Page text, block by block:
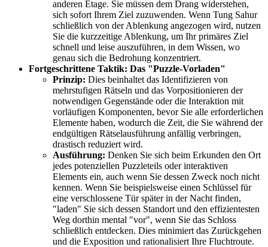
anderen Etage. Sie müssen dem Drang widerstehen,
sich sofort Ihrem Ziel zuzuwenden. Wenn Tung Sahur
schließlich von der Ablenkung angezogen wird, nutzen
Sie die kurzzeitige Ablenkung, um Ihr primäres Ziel
schnell und leise auszuführen, in dem Wissen, wo
genau sich die Bedrohung konzentriert.
Fortgeschrittene Taktik: Das "Puzzle-Vorladen"
Prinzip: Dies beinhaltet das Identifizieren von
mehrstufigen Rätseln und das Vorpositionieren der
notwendigen Gegenstände oder die Interaktion mit
vorläufigen Komponenten, bevor Sie alle erforderlichen
Elemente haben, wodurch die Zeit, die Sie während der
endgültigen Rätselausführung anfällig verbringen,
drastisch reduziert wird.
Ausführung: Denken Sie sich beim Erkunden den Ort
jedes potenziellen Puzzleteils oder interaktiven
Elements ein, auch wenn Sie dessen Zweck noch nicht
kennen. Wenn Sie beispielsweise einen Schlüssel für
eine verschlossene Tür später in der Nacht finden,
"laden" Sie sich dessen Standort und den effizientesten
Weg dorthin mental "vor", wenn Sie das Schloss
schließlich entdecken. Dies minimiert das Zurückgehen
und die Exposition und rationalisiert Ihre Fluchtroute.